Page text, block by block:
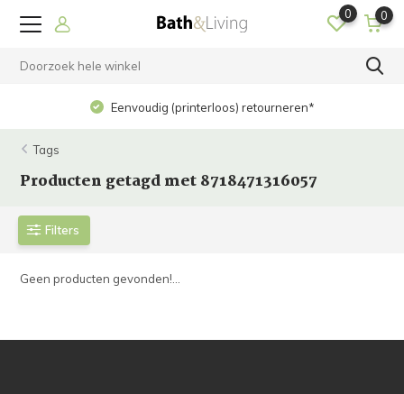
0 0
Eenvoudig (printerloos) retourneren*
Tags
Producten getagd met 8718471316057
Filters
Geen producten gevonden!...